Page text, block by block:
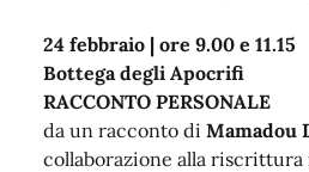
24 febbraio | ore 9.00 e 11.15
Bottega degli Apocrifi
RACCONTO PERSONALE
da un racconto di Mamadou
collaborazione alla riscrittura